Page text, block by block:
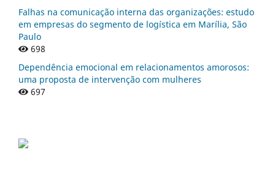
Falhas na comunicação interna das organizações: estudo
em empresas do segmento de logística em Marília, São
Paulo
698
Dependência emocional em relacionamentos amorosos:
uma proposta de intervenção com mulheres
697